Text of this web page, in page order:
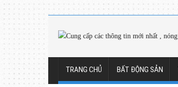
TRANG CHỦ BẤT ĐỘNG SẢN